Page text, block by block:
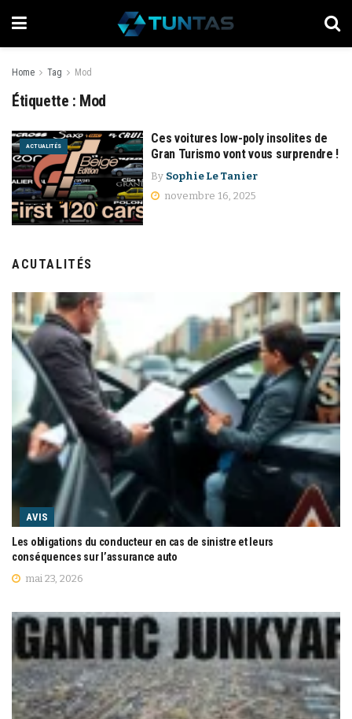
Home Tag Mod
Étiquette : Mod
ACTUALITÉS
Ces voitures low-poly insolites de
Gran Turismo vont vous surprendre !
By Sophie Le Tanier
novembre 16, 2025
ACUTALITÉS
AVIS
Les obligations du conducteur en cas de sinistre et leurs
conséquences sur l’assurance auto
mai 23, 2026